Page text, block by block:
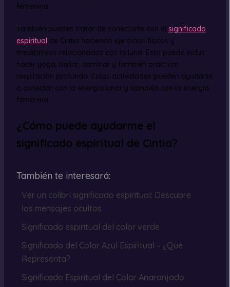
femenina.
También puedes tratar de conectarte con el significado
espiritual de Cintia haciendo ejercicios físicos y
meditativos relacionados con la luna. Esto puede incluir
hacer yoga, bailar, caminar y también practicar
respiración profunda. Estas actividades pueden ayudarte
a conectar con la energía lunar y también con la energía
femenina.
¿Cómo puede ayudarme el
significado espiritual de Cintia?
También te interesará:
Ver un colibrí significado espiritual: Descubre
los mensajes ocultos
Significado espiritual del color verde
Significado del Color Azul Espiritual – ¿Qué
Representa?
Significado Espiritual del Color Anaranjado